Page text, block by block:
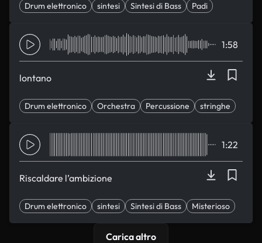
Drum elettronico sintesi Sintesi di Bass
Padi
lontano
1:58
Drum elettronico Orchestra Percussione
stringhe
Riscaldare l’ambizione
1:22
Drum elettronico sintesi Sintesi di Bass
Misterioso
Carica altro